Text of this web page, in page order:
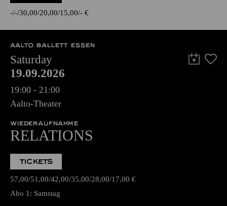
- - 30,00 20,00 15,00 - €
AALTO BALLETT ESSEN
Saturday
19.09.2026
19:00 - 21:00
Aalto-Theater
WIEDERAUFNAHME
RELATIONS
TICKETS
57,00 51,00 42,00 35,00 28,00 17,00 €
Abo 1: Samstag